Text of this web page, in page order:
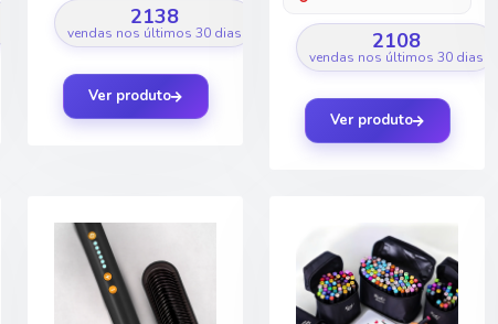
2138
vendas nos últimos 30 dias
Ver produto
2108
vendas nos últimos 30 dias
Ver produto